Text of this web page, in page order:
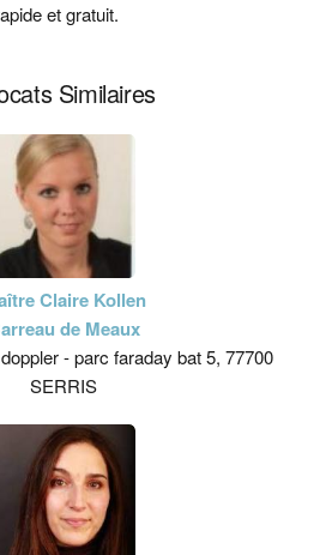
et gratuit.
Similaires
Claire Kollen
de Meaux
- parc faraday bat 5, 77700
SERRIS